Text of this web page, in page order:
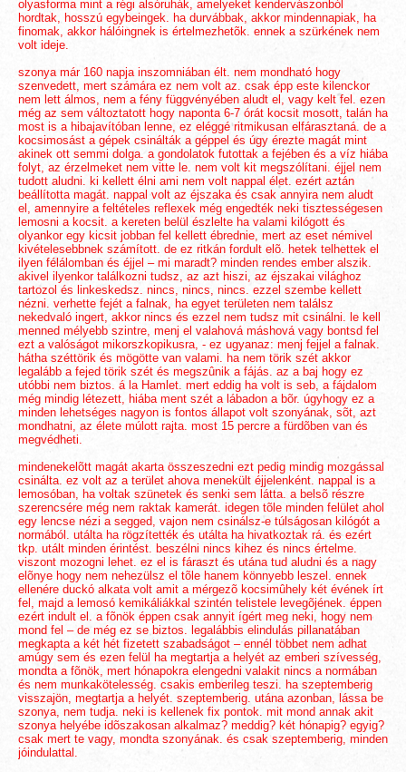
olyasforma mint a régi alsóruhák, amelyeket kendervászonból
hordtak, hosszú egybeingek. ha durvábbak, akkor mindennapiak, ha
finomak, akkor hálóingnek is értelmezhetõk. ennek a szürkének nem
volt ideje.
szonya már 160 napja inszomniában élt. nem mondható hogy
szenvedett, mert számára ez nem volt az. csak épp este kilenckor
nem lett álmos, nem a fény függvényében aludt el, vagy kelt fel. ezen
még az sem változtatott hogy naponta 6-7 órát kocsit mosott, talán ha
most is a hibajavítóban lenne, ez eléggé ritmikusan elfárasztaná. de a
kocsimosást a gépek csinálták a géppel és úgy érezte magát mint
akinek ott semmi dolga. a gondolatok futottak a fejében és a víz hiába
folyt, az érzelmeket nem vitte le. nem volt kit megszólítani. éjjel nem
tudott aludni. ki kellett élni ami nem volt nappal élet. ezért aztán
beállította magát. nappal volt az éjszaka és csak annyira nem aludt
el, amennyire a feltételes reflexek még engedték neki tisztességesen
lemosni a kocsit. a kereten belül észlelte ha valami kilógott és
olyankor egy kicsit jobban fel kellett ébrednie, mert az eset némivel
kivételesebbnek számított. de ez ritkán fordult elõ. hetek telhettek el
ilyen félálomban és éjjel – mi maradt? minden rendes ember alszik.
akivel ilyenkor találkozni tudsz, az azt hiszi, az éjszakai világhoz
tartozol és linkeskedsz. nincs, nincs, nincs. ezzel szembe kellett
nézni. verhette fejét a falnak, ha egyet területen nem találsz
nekedvaló ingert, akkor nincs és ezzel nem tudsz mit csinálni. le kell
menned mélyebb szintre, menj el valahová máshová vagy bontsd fel
ezt a valóságot mikorszkopikusra, - ez ugyanaz: menj fejjel a falnak.
hátha széttörik és mögötte van valami. ha nem törik szét akkor
legalább a fejed törik szét és megszûnik a fájás. az a baj hogy ez
utóbbi nem biztos. á la Hamlet. mert eddig ha volt is seb, a fájdalom
még mindig létezett, hiába ment szét a lábadon a bõr. úgyhogy ez a
minden lehetséges nagyon is fontos állapot volt szonyának, sõt, azt
mondhatni, az élete múlott rajta. most 15 percre a fürdõben van és
megvédheti.
mindenekelõtt magát akarta összeszedni ezt pedig mindig mozgással
csinálta. ez volt az a terület ahova menekült éjjelenként. nappal is a
lemosóban, ha voltak szünetek és senki sem látta. a belsõ részre
szerencsére még nem raktak kamerát. idegen tõle minden felület ahol
egy lencse nézi a segged, vajon nem csinálsz-e túlságosan kilógót a
normából. utálta ha rögzítették és utálta ha hivatkoztak rá. és ezért
tkp. utált minden érintést. beszélni nincs kihez és nincs értelme.
viszont mozogni lehet. ez el is fáraszt és utána tud aludni és a nagy
elõnye hogy nem nehezülsz el tõle hanem könnyebb leszel. ennek
ellenére duckó alkata volt amit a mérgezõ kocsimûhely két évének írt
fel, majd a lemosó kemikáliákkal szintén telistele levegõjének. éppen
ezért indult el. a fõnök éppen csak annyit ígért meg neki, hogy nem
mond fel – de még ez se biztos. legalábbis elindulás pillanatában
megkapta a két hét fizetett szabadságot – ennél többet nem adhat
amúgy sem és ezen felül ha megtartja a helyét az emberi szívesség,
mondta a fõnök, mert hónapokra elengedni valakit nincs a normában
és nem munkakötelesség. csakis emberileg teszi. ha szeptemberig
visszajön, megtartja a helyét. szeptemberig. utána azonban, lássa be
szonya, nem tudja. neki is kellenek fix pontok. mit mond annak akit
szonya helyébe idõszakosan alkalmaz? meddig? két hónapig? egyig?
csak mert te vagy, mondta szonyának. és csak szeptemberig, minden
jóindulattal.